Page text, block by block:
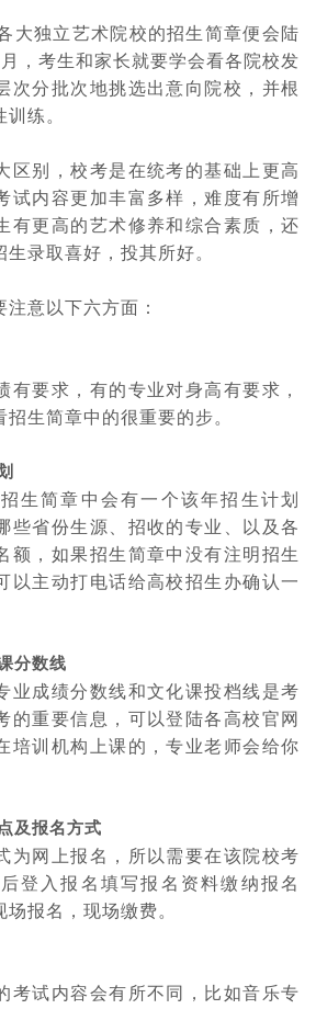
大独立艺术院校的招生简章便会陆
月，考生和家长就要学会看各院校发
次分批次地挑选出意向院校，并根
练。
区别，校考是在统考的基础上更高
试内容更加丰富多样，难度有所增
有更高的艺术修养和综合素质，还
录取喜好，投其所好。
意以下六方面：
有要求，有的专业对身高有要求，
生简章中的很重要的步。
生简章中会有一个该年招生计划
些省份生源、招收的专业、以及各
额，如果招生简章中没有注明招生
以主动打电话给高校招生办确认一
分数线
业成绩分数线和文化课投档线是考
的重要信息，可以登陆各高校官网
培训机构上课的，专业老师会给你
及报名方式
为网上报名，所以需要在该院校考
登入报名填写报名资料缴纳报名
报名，现场缴费。
考试内容会有所不同，比如音乐专